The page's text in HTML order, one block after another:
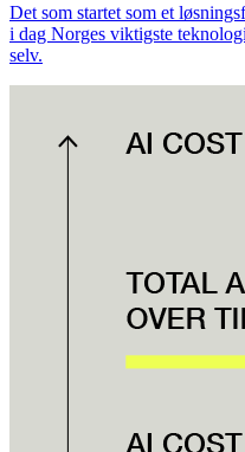
Det som startet som et
i dag Norges viktigste
selv.